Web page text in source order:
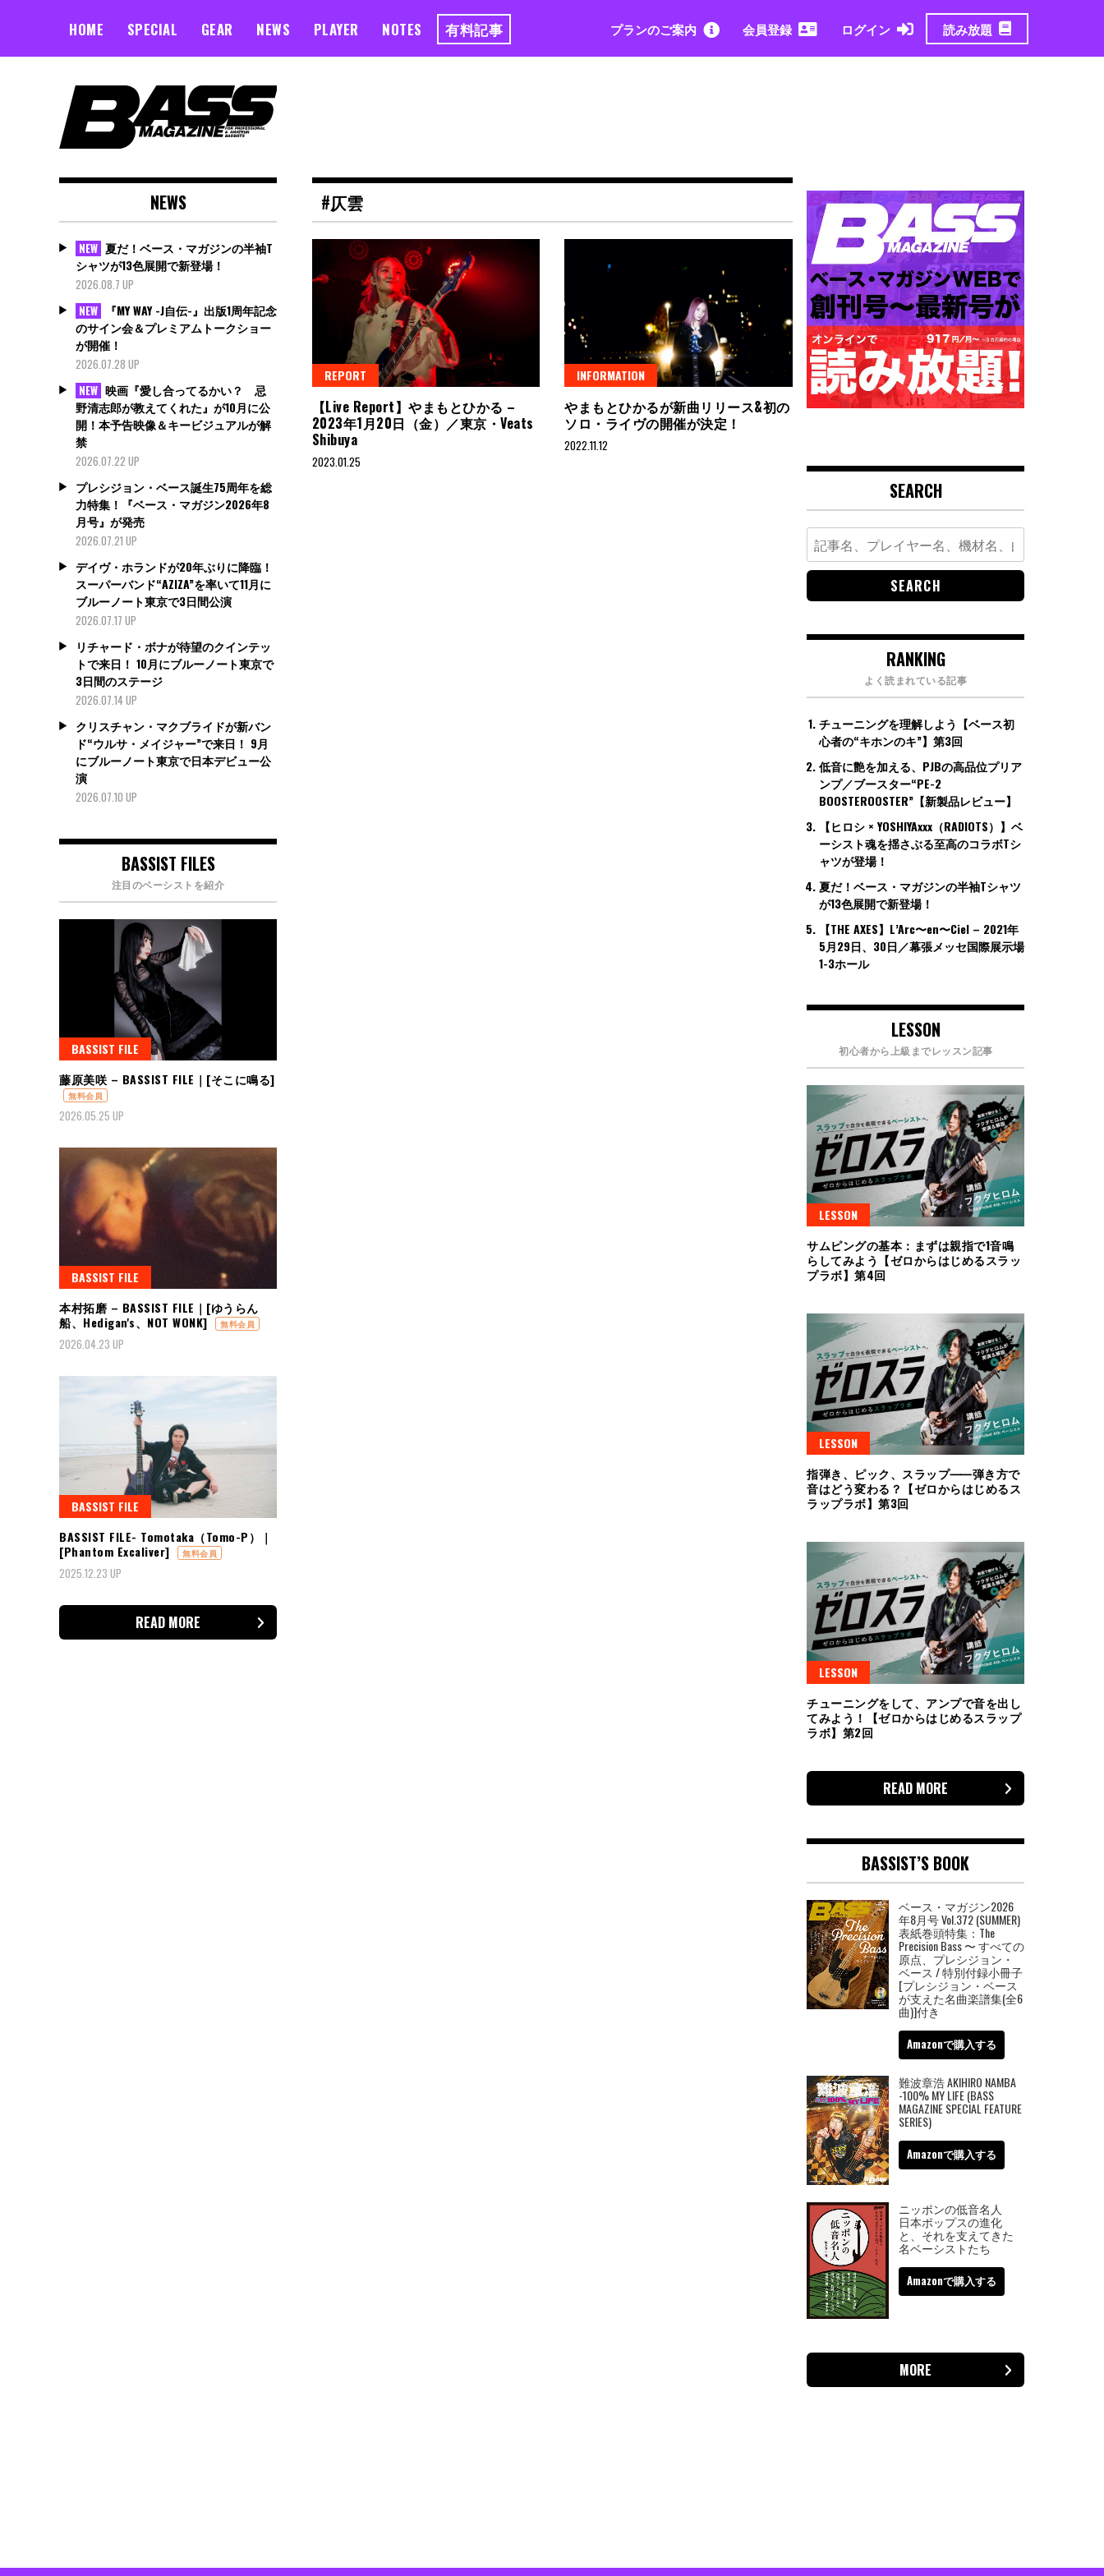
HOME SPECIAL GEAR NEWS PLAYER NOTES 有料記事 プランのご案内 会員登録 ログイン 読み放題
#仄雲
REPORT
【Live Report】やまもとひかる –
2023年1月20日（金）／東京・Veats
Shibuya
2023.01.25
INFORMATION
やまもとひかるが新曲リリース&初の
ソロ・ライヴの開催が決定！
2022.11.12
NEWS
NEW 夏だ！ベース・マガジンの半袖T
シャツが13色展開で新登場！
2026.08.7 UP
NEW
『MY WAY -J自伝-』出版1周年記念
のサイン会＆プレミアムトークショー
が開催！
2026.07.28 UP
NEW 映画『愛し合ってるかい？ 忌
野清志郎が教えてくれた』が10月に公
開！本予告映像＆キービジュアルが解
禁
2026.07.22 UP
プレシジョン・ベース誕生75周年を総
力特集！『ベース・マガジン2026年8
月号』が発売
2026.07.21 UP
デイヴ・ホランドが20年ぶりに降臨！
スーパーバンド“AZIZA”を率いて11月に
ブルーノート東京で3日間公演
2026.07.17 UP
リチャード・ボナが待望のクインテッ
トで来日！ 10月にブルーノート東京で
3日間のステージ
2026.07.14 UP
クリスチャン・マクブライドが新バン
ド“ウルサ・メイジャー”で来日！ 9月
にブルーノート東京で日本デビュー公
演
2026.07.10 UP
BASSIST FILES
注目のベーシストを紹介
BASSIST FILE
藤原美咲 – BASSIST FILE｜[そこに鳴る]
無料会員
2026.05.25 UP
BASSIST FILE
本村拓磨 – BASSIST FILE｜[ゆうらん
船、Hedigan's、NOT WONK]
無料会員
2026.04.23 UP
BASSIST FILE
BASSIST FILE- Tomotaka（Tomo-P）｜
[Phantom Excaliver]
無料会員
2025.12.23 UP
READ MORE
SEARCH
Search
for:
RANKING
よく読まれている記事
チューニングを理解しよう【ベース初
心者の“キホンのキ”】第3回
低音に艶を加える、PJBの高品位プリア
ンプ／ブースター“PE-2
BOOSTEROOSTER”【新製品レビュー】
【ヒロシ × YOSHIYAxxx（RADIOTS）】ベ
ーシスト魂を揺さぶる至高のコラボTシ
ャツが登場！
夏だ！ベース・マガジンの半袖Tシャツ
が13色展開で新登場！
【THE AXES】L’Arc〜en〜Ciel – 2021年
5月29日、30日／幕張メッセ国際展示場
1-3ホール
LESSON
初心者から上級までレッスン記事
LESSON
サムピングの基本：まずは親指で1音鳴
らしてみよう【ゼロからはじめるスラッ
プラボ】第4回
LESSON
指弾き、ピック、スラップ⸺弾き方で
音はどう変わる？【ゼロからはじめるス
ラップラボ】第3回
LESSON
チューニングをして、アンプで音を出し
てみよう！【ゼロからはじめるスラップ
ラボ】第2回
READ MORE
BASSIST’S BOOK
ベース・マガジン2026
年8月号 Vol.372 (SUMMER)
表紙巻頭特集：The
Precision Bass 〜 すべての
原点、プレシジョン・
ベース / 特別付録小冊子
[プレシジョン・ベース
が支えた名曲楽譜集(全6
曲)]付き
Amazonで購入する
難波章浩 AKIHIRO NAMBA
-100% MY LIFE (BASS
MAGAZINE SPECIAL FEATURE
SERIES)
Amazonで購入する
ニッポンの低音名人
日本ポップスの進化
と、それを支えてきた
名ベーシストたち
Amazonで購入する
MORE